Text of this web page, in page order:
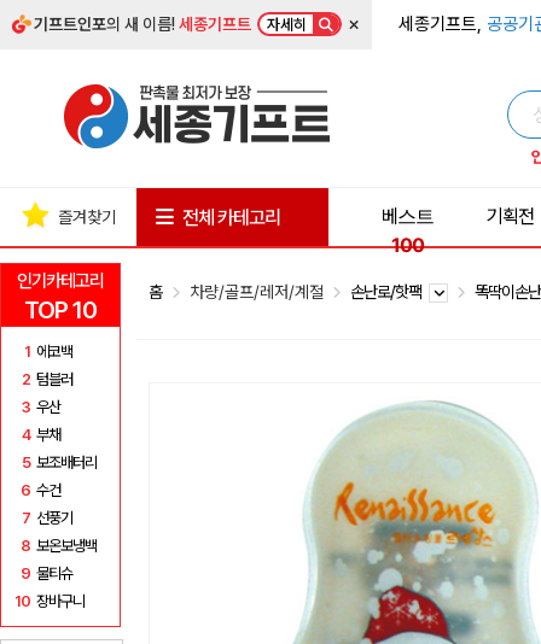
기프트인포의 새 이름!세종기프트 자세히 × 세종기프트, 공공기
인기카테고리
TOP 10
1 에코백
2 텀블러
3 우산
4 부채
5 보조배터리
6 수건
7 선풍기
8 보온보냉백
9 물티슈
10 장바구니
즐겨찾기 전체 카테고리
베스트
100
기획전
홈 차량/골프/레저/계절 손난로/핫팩 똑딱이손